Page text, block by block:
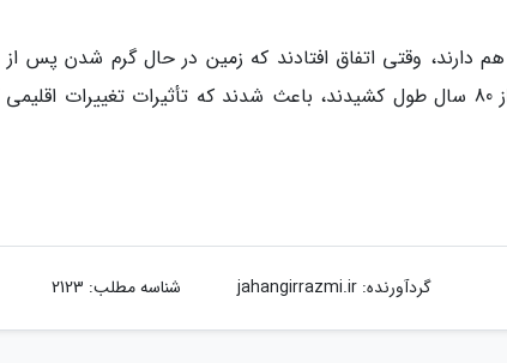
دارند، وقتی اتفاق افتادند که زمین در حال گرم شدن پس
یخبندان بود. دوره های خنک سازی دو قلو که بیش از 80 سال طول کشیدند، باعث شدند که تأثیرات تغییرات
گردآورنده:jahangirrazmi.ir شناسه مطلب: 2123